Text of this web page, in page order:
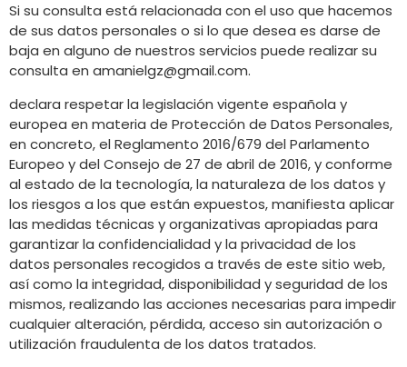
Si su consulta está relacionada con el uso que hacemos
de sus datos personales o si lo que desea es darse de
baja en alguno de nuestros servicios puede realizar su
consulta en amanielgz@gmail.com.
declara respetar la legislación vigente española y
europea en materia de Protección de Datos Personales,
en concreto, el Reglamento 2016/679 del Parlamento
Europeo y del Consejo de 27 de abril de 2016, y conforme
al estado de la tecnología, la naturaleza de los datos y
los riesgos a los que están expuestos, manifiesta aplicar
las medidas técnicas y organizativas apropiadas para
garantizar la confidencialidad y la privacidad de los
datos personales recogidos a través de este sitio web,
así como la integridad, disponibilidad y seguridad de los
mismos, realizando las acciones necesarias para impedir
cualquier alteración, pérdida, acceso sin autorización o
utilización fraudulenta de los datos tratados.